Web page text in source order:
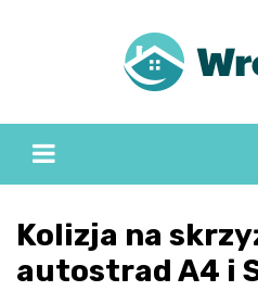
Kolizja na
autostrad A4 i